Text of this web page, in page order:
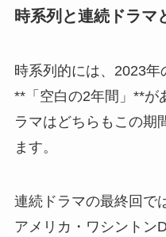
時系列と連続ドラマ
時系列的には、2023年
**「空白の2年間」**が
ラマはどちらもこの期
ます。
連続ドラマの最終回で
アメリカ・ワシントン